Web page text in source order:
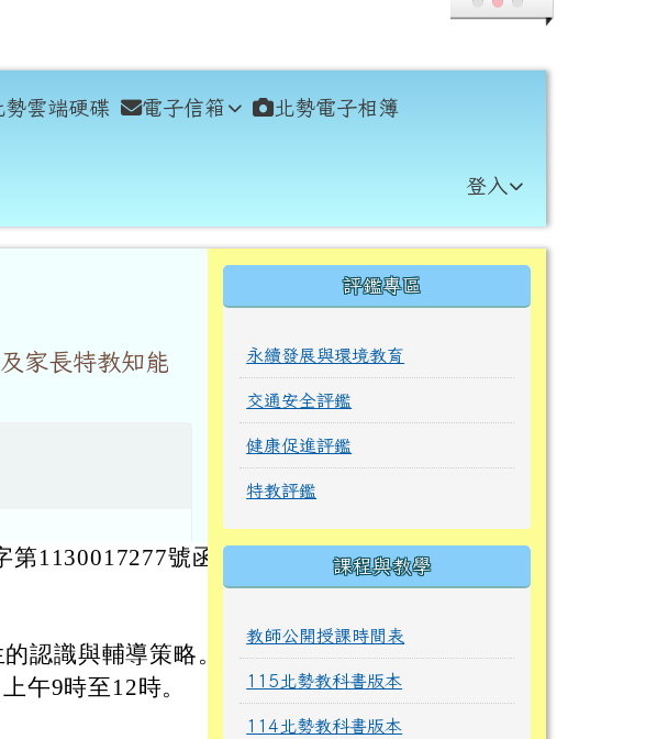
勢雲端硬碟 電子信箱 北勢電子相簿
登入
家長特教知能
1130017277號函
認識與輔導策略。
午9時至12時。
右邊區域內容
評鑑專區
永續發展與環境教育
交通安全評鑑
健康促進評鑑
特教評鑑
課程與教學
教師公開授課時間表
115北勢教科書版本
114北勢教科書版本